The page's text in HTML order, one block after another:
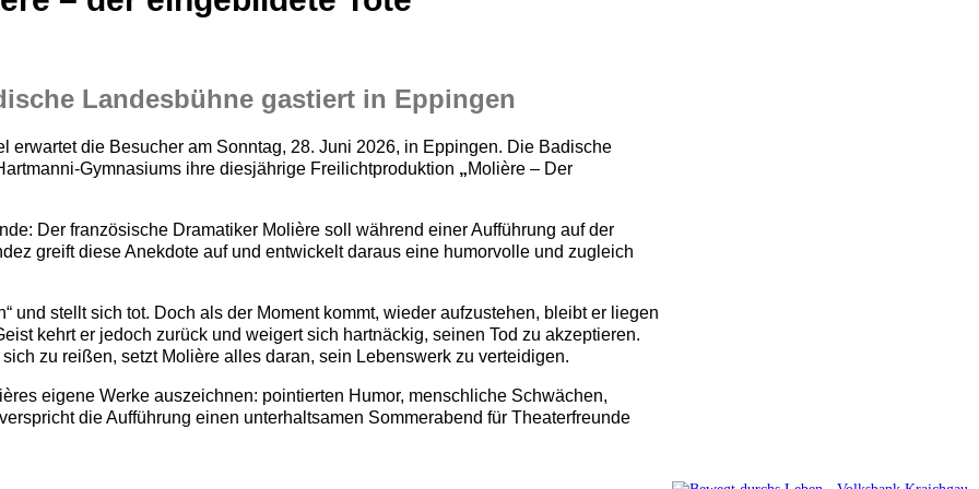
Landesbühne gastiert in Eppingen
die Besucher am Sonntag, 28. Juni 2026, in Eppingen. Die Badische
Gymnasiums ihre diesjährige Freilichtproduktion „Molière – Der
Der französische Dramatiker Molière soll während einer Aufführung auf der
greift diese Anekdote auf und entwickelt daraus eine humorvolle und zugleich
und stellt sich tot. Doch als der Moment kommt, wieder aufzustehen, bleibt er liegen
kehrt er jedoch zurück und weigert sich hartnäckig, seinen Tod zu akzeptieren.
zu reißen, setzt Molière alles daran, sein Lebenswerk zu verteidigen.
eigene Werke auszeichnen: pointierten Humor, menschliche Schwächen,
die Aufführung einen unterhaltsamen Sommerabend für Theaterfreunde